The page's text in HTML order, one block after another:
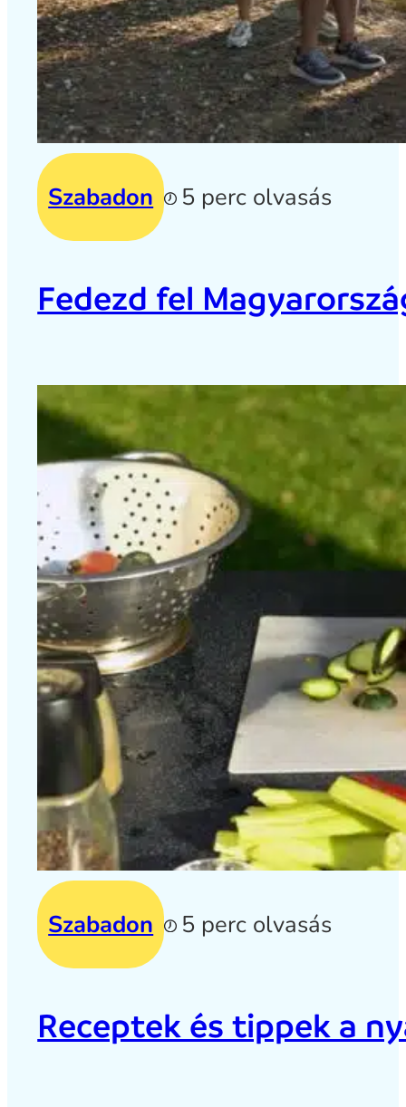
Szabadon 5 perc olvasás
Fedezd fel
Szabadon 5 perc olvasás
Receptek és tippek a